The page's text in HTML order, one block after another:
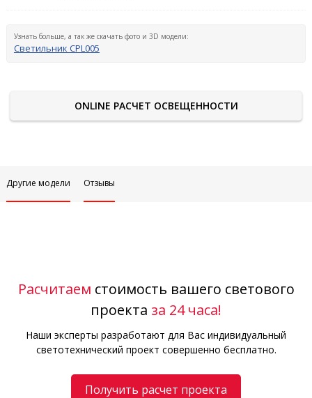
Узнать больше, а так же скачать фото и 3D модели:
Светильник CPL005
ONLINE РАСЧЕТ ОСВЕЩЕННОСТИ
Другие модели Отзывы
Расчитаем стоимость вашего светового
проекта за 24 часа!
Наши эксперты разработают для Вас индивидуальный
светотехнический проект совершенно бесплатно.
Получить расчет проекта